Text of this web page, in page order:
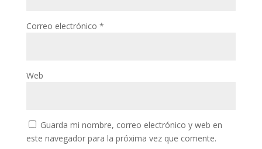
Correo electrónico *
Web
Guarda mi nombre, correo electrónico y web en
este navegador para la próxima vez que comente.